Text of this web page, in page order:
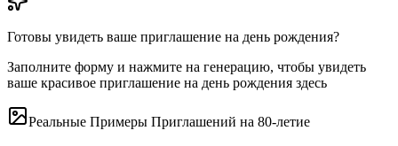
Готовы увидеть ваше приглашение на день рождения?
Заполните форму и нажмите на генерацию, чтобы увидеть
ваше красивое приглашение на день рождения здесь
Реальные Примеры Приглашений на 80-летие